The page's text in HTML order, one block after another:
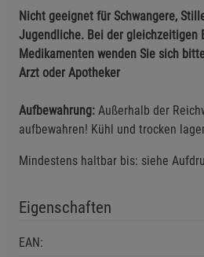
Nicht geeignet für Schwangere,
Jugendliche. Bei der gleichzeitigen
Medikamenten wenden Sie sich
Arzt oder Apotheker
Aufbewahrung: Außerhalb der
aufbewahren! Kühl und trocken
Mindestens haltbar bis: siehe
Eigenschaften
EAN:
Notwendige Cookies
Beschreibung Notwendige Cookies
Beschreibung Funktionale Cookies
Statistik Cookies (2)